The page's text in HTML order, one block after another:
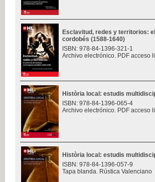
Esclavitud, redes y territorios:
cordobés (1588-1640)
ISBN: 978-84-1396-321-1
Archivo electrónico. PDF acceso
Història local: estudis
ISBN: 978-84-1396-065-4
Archivo electrónico. PDF acceso
Història local: estudis
ISBN: 978-84-1396-057-9
Tapa blanda. Rústica Valenciano